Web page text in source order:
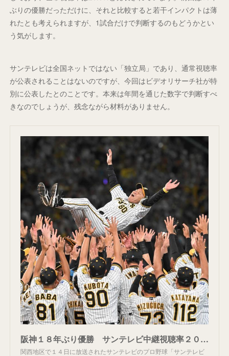
ぶりの優勝だっただけに、それと比較すると若干インパクトは薄
れたとも考えられますが、1試合だけで判断するのもどうかとい
う気がします。
サンテレビは全国ネットではない「独立局」であり、通常視聴率
が公表されることはないのですが、今回はビデオリサーチ社が特
別に公表したとのことです。本来は年間を通じた数字で判断すべ
きなのでしょうが、残念ながら材料がありません。
阪神１８年ぶり優勝 サンテレビ中継視聴率２０・８％ 瞬間最高２９・０％ 令和のプロ野球中継で異例高数字/デイリースポーツ online
関西地区で１４日に放送されたサンテレビのプロ野球「サンテレビ